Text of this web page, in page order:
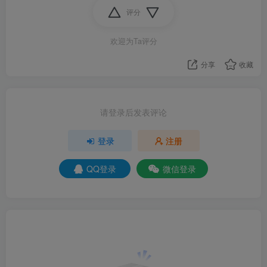
评分
欢迎为Ta评分
分享 收藏
请登录后发表评论
登录 注册
QQ登录 微信登录